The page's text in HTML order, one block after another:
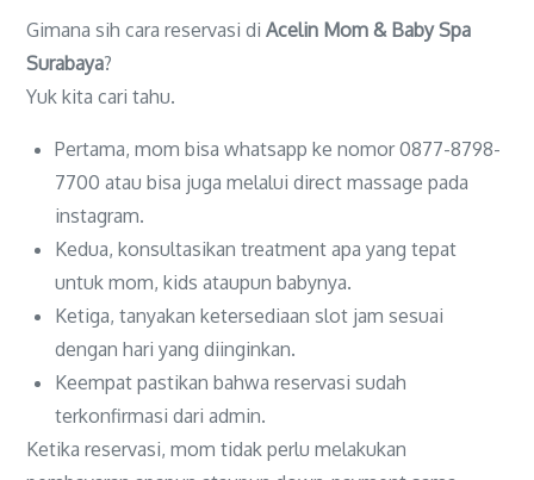
Gimana sih cara reservasi diAcelin Mom & Baby Spa
Surabaya?
Yuk kita cari tahu.
Pertama, mom bisa whatsapp ke nomor 0877-8798-
7700 atau bisa juga melalui direct massage pada
instagram.
Kedua, konsultasikan treatment apa yang tepat
untuk mom, kids ataupun babynya.
Ketiga, tanyakan ketersediaan slot jam sesuai
dengan hari yang diinginkan.
Keempat pastikan bahwa reservasi sudah
terkonfirmasi dari admin.
Ketika reservasi, mom tidak perlu melakukan